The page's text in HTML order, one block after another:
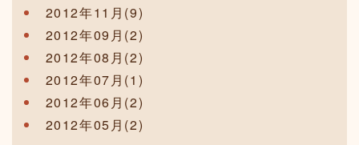
2012年11月(9)
2012年09月(2)
2012年08月(2)
2012年07月(1)
2012年06月(2)
2012年05月(2)